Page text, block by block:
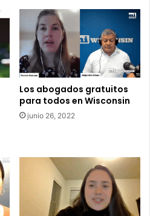
Los abogados gratuitos
para todos en Wisconsin
junio 26, 2022